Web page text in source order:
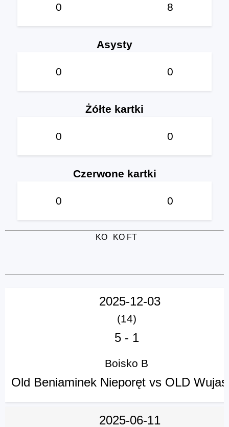
0 8
Asysty
0 0
Żółte kartki
0 0
Czerwone kartki
0 0
KO KO FT
2025-12-03
(14)
5- 1
Boisko B
Old Beniaminek Nieporęt vs OLD
2025-06-11